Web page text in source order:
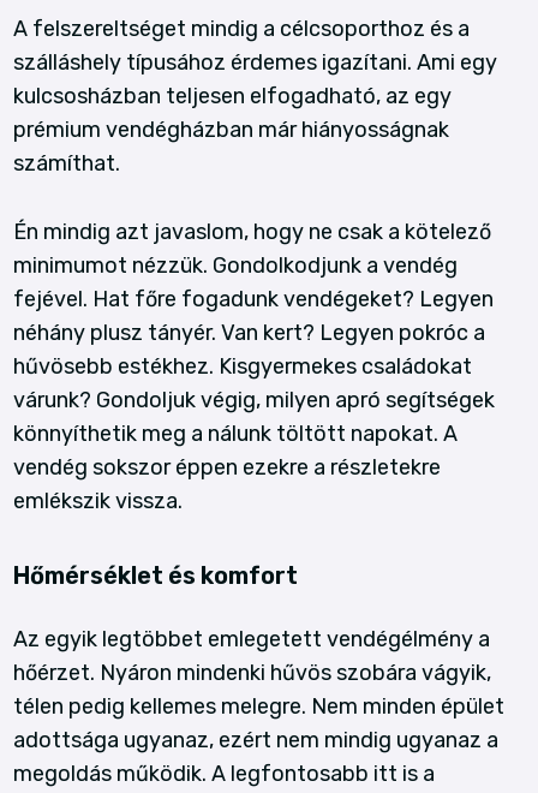
A felszereltséget mindig a célcsoporthoz és a
szálláshely típusához érdemes igazítani. Ami egy
kulcsosházban teljesen elfogadható, az egy
prémium vendégházban már hiányosságnak
számíthat.
Én mindig azt javaslom, hogy ne csak a kötelező
minimumot nézzük. Gondolkodjunk a vendég
fejével. Hat főre fogadunk vendégeket? Legyen
néhány plusz tányér. Van kert? Legyen pokróc a
hűvösebb estékhez. Kisgyermekes családokat
várunk? Gondoljuk végig, milyen apró segítségek
könnyíthetik meg a nálunk töltött napokat. A
vendég sokszor éppen ezekre a részletekre
emlékszik vissza.
Hőmérséklet és komfort
Az egyik legtöbbet emlegetett vendégélmény a
hőérzet. Nyáron mindenki hűvös szobára vágyik,
télen pedig kellemes melegre. Nem minden épület
adottsága ugyanaz, ezért nem mindig ugyanaz a
megoldás működik. A legfontosabb itt is a